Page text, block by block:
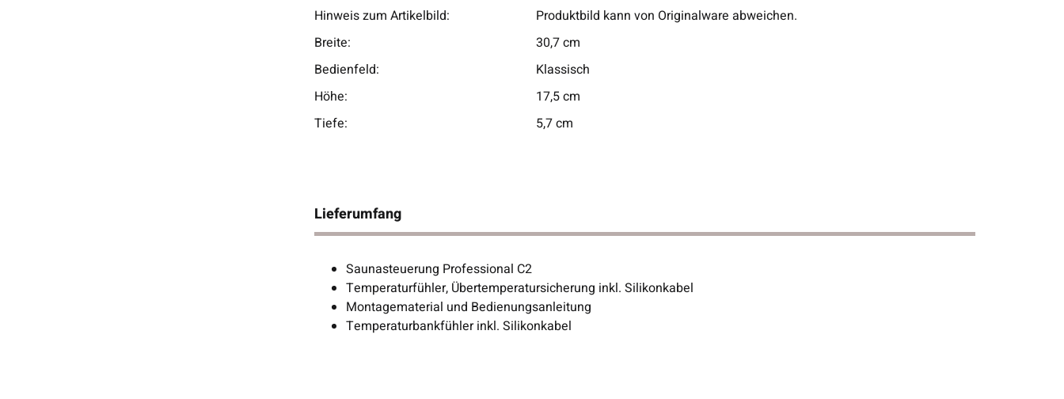
Hinweis zum Artikelbild:
Produktbild kann von Originalware abweichen.
Breite:
30,7 cm
Bedienfeld:
Klassisch
Höhe:
17,5 cm
Tiefe:
5,7 cm
Lieferumfang
Saunasteuerung Professional C2
Temperaturfühler, Übertemperatursicherung inkl. Silikonkabel
Montagematerial und Bedienungsanleitung
Temperaturbankfühler inkl. Silikonkabel